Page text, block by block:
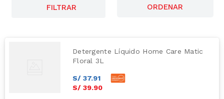
FILTRAR
Detergente Líquido Home Care Matic
Floral 3L
S/ 37.91
S/ 39.90